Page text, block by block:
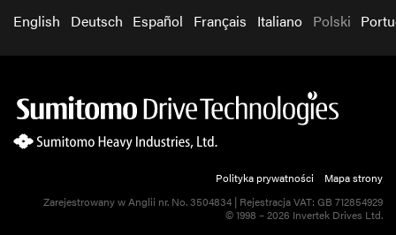
English Deutsch Español Français Italiano Polski
Polityka prywatności
Mapa strony
Zarejestrowany w Anglii nr. No. 3504834 | Rejestracja VAT: GB 712854929
© 1998 – 2026 Invertek Drives Ltd.